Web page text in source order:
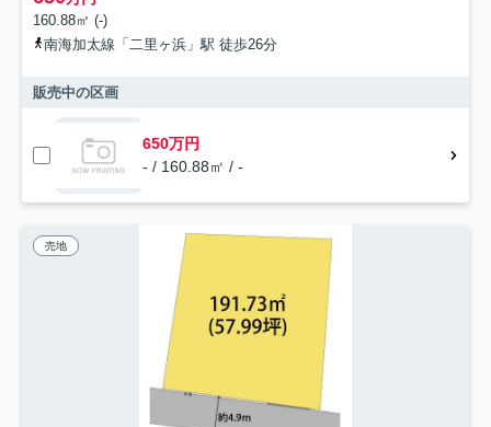
160.88㎡ (-)
南海加太線「二里ヶ浜」駅 徒歩26分
販売中の区画
650万円
- / 160.88㎡ / -
売地